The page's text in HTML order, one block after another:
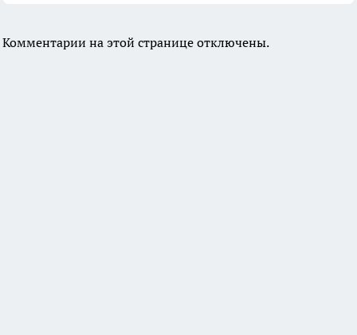
Комментарии на этой странице отключены.